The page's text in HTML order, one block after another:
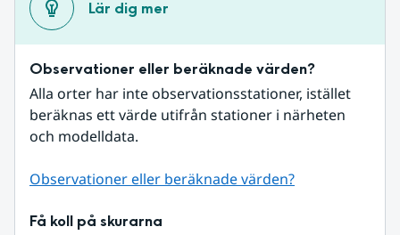
Lär dig mer
Observationer eller beräknade värden?
Alla orter har inte observationsstationer, istället
beräknas ett värde utifrån stationer i närheten
och modelldata.
Observationer eller beräknade värden?
Få koll på skurarna